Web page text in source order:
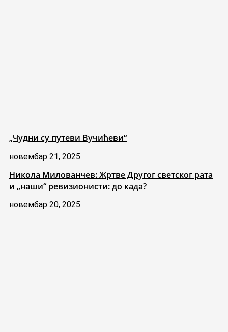
„Чудни су путеви Вучићеви“
новембар 21, 2025
Никола Милованчев: Жртве Другог светског рата
и „наши“ ревизионисти: до када?
новембар 20, 2025